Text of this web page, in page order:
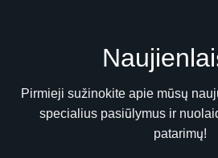
Pirmieji sužinokite apie mūsų
specialius pasiūlymus ir
patarimų!